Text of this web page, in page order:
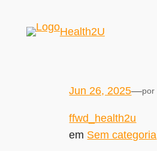
Health2U
Jun 26, 2025—por
ffwd_health2u
em Sem categoria